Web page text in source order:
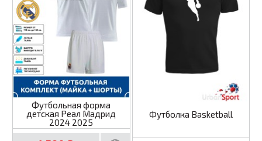
Футбольная форма
детская Реал Мадрид
2024 2025
Футболка Basketball